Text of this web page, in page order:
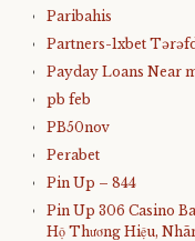
Paribahis
Partners-1xbet
Payday Loans Near
pb feb
PB50nov
Perabet
Pin Up – 844
Pin Up 306 Casino
Hộ Thương Hiệu,